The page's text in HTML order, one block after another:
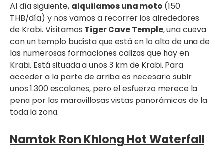
Al día siguiente, alquilamos una moto (150
THB/día) y nos vamos a recorrer los alrededores
de Krabi. Visitamos Tiger Cave Temple, una cueva
con un templo budista que está en lo alto de una de
las numerosas formaciones calizas que hay en
Krabi. Está situada a unos 3 km de Krabi. Para
acceder a la parte de arriba es necesario subir
unos 1.300 escalones, pero el esfuerzo merece la
pena por las maravillosas vistas panorámicas de la
toda la zona.
Namtok Ron Khlong Hot Waterfall